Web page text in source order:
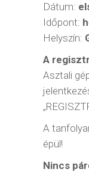
Dátum:
Időpont:
Helyszín:
A
Asztali
A
épül!
Nincs